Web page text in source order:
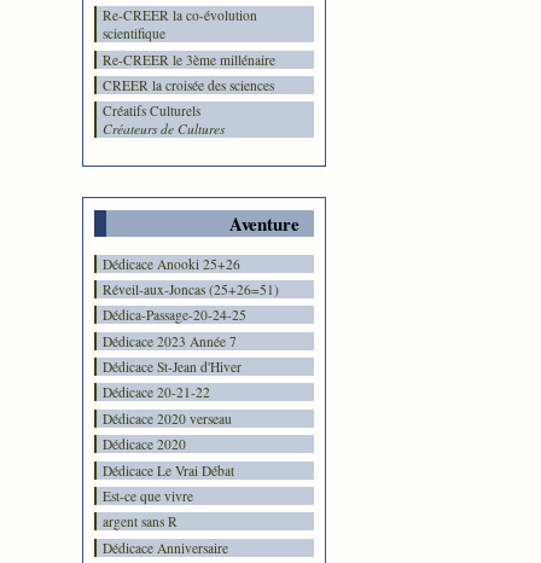
Re-CREER la co-évolution
scientifique
Re-CREER le 3ème millénaire
CREER la croisée des sciences
Créatifs Culturels
Créateurs de Cultures
Aventure
Dédicace Anooki 25+26
Réveil-aux-Joncas (25+26=51)
Dédica-Passage-20-24-25
Dédicace 2023 Année 7
Dédicace St-Jean d'Hiver
Dédicace 20-21-22
Dédicace 2020 verseau
Dédicace 2020
Dédicace Le Vrai Débat
Est-ce que vivre
argent sans R
Dédicace Anniversaire